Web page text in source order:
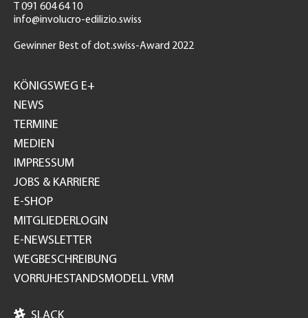
T 091 604 64 10
info@involucro-edilizio.swiss
Gewinner Best of dot.swiss-Award 2022
GH
KÖNIGSWEG E+
NEWS
TERMINE
MEDIEN
IMPRESSUM
JOBS & KARRIERE
E-SHOP
MITGLIEDERLOGIN
E-NEWSLETTER
WEGBESCHREIBUNG
VORRUHESTANDSMODELL VRM
